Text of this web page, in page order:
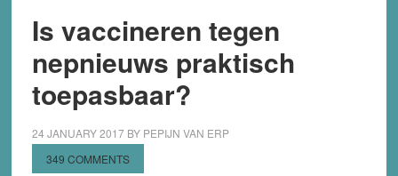
Is vaccineren tegen
nepnieuws praktisch
toepasbaar?
24 JANUARY 2017BY PEPIJN VAN ERP
349 COMMENTS